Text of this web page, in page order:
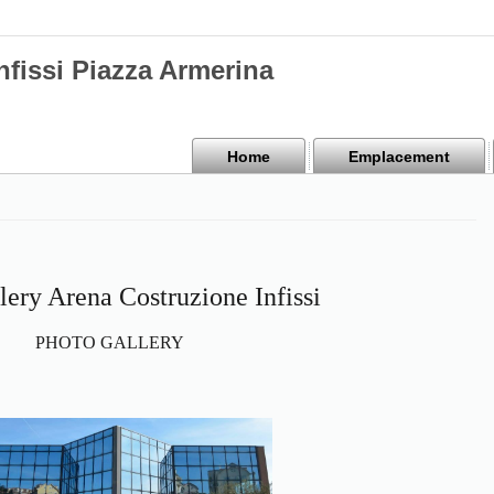
Piazza Armerina
Home Emplacement
Arena Costruzione Infissi
PHOTO GALLERY